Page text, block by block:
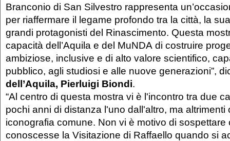
Branconio di San Silvestro rappresenta
per riaffermare il legame profondo tra la città, la
grandi protagonisti del Rinascimento. Questa
capacità dell’Aquila e del MuNDA di costruire
ambiziose, inclusive e di alto valore scientifico,
pubblico, agli studiosi e alle nuove generazioni”,
dell’Aquila, Pierluigi Biondi.
“Al centro di questa mostra vi è l'incontro tra due
pochi anni di distanza l'uno dall'altro, ma altrimenti
iconografia comune. Non vi è motivo di sospettare
conoscesse la Visitazione di Raffaello quando si